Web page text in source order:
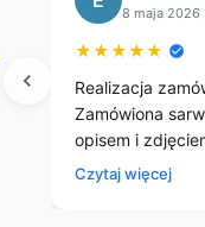
11 marca 2026
★★★
Zamawiałam już 3
obrusy i zawsze
zadowolona zarówno
szybkiej, sprawnej
Czytaj więcej